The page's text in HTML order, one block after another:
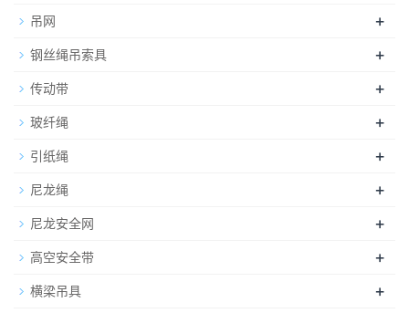
吊网 +
钢丝绳吊索具 +
传动带 +
玻纤绳 +
引纸绳 +
尼龙绳 +
尼龙安全网 +
高空安全带 +
横梁吊具 +